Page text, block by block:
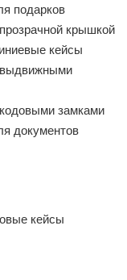
подарков
крышкой
кейсы
замками
документов
кейсы